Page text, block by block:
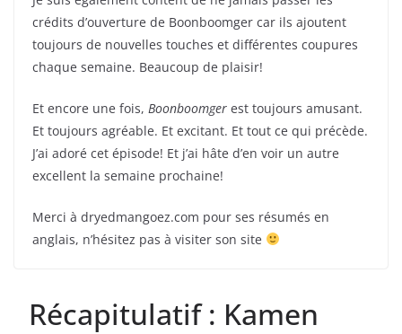
crédits d’ouverture de Boonboomger car ils ajoutent
toujours de nouvelles touches et différentes coupures
chaque semaine. Beaucoup de plaisir!
Et encore une fois, Boonboomger est toujours amusant.
Et toujours agréable. Et excitant. Et tout ce qui précède.
J’ai adoré cet épisode! Et j’ai hâte d’en voir un autre
excellent la semaine prochaine!
Merci à dryedmangoez.com pour ses résumés en
anglais, n’hésitez pas à visiter son site
Récapitulatif : Kamen